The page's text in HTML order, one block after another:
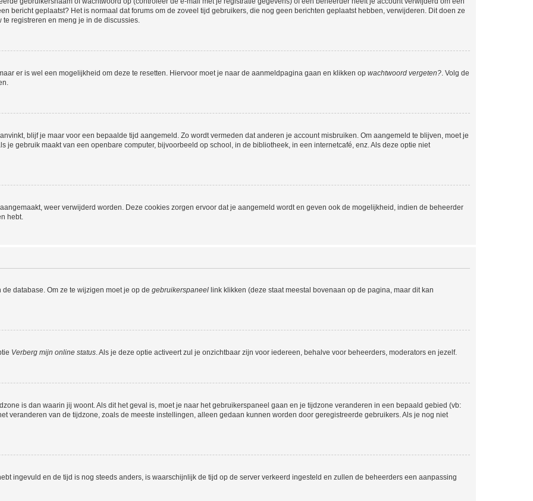
bericht geplaatst? Het is normaal dat forums om de zoveel tijd gebruikers, die nog geen berichten geplaatst hebben, verwijderen. Dit doen ze
registreren en meng je in de discussies.
er is wel een mogelijkheid om deze te resetten. Hiervoor moet je naar de aanmeldpagina gaan en klikken op wachtwoord vergeten? . Volg de
blijf je maar voor een bepaalde tijd aangemeld. Zo wordt vermeden dat anderen je account misbruiken. Om aangemeld te blijven, moet je
je gebruik maakt van een openbare computer, bijvoorbeeld op school, in de bibliotheek, in een internetcafé, enz. Als deze optie niet
weer verwijderd worden. Deze cookies zorgen ervoor dat je aangemeld wordt en geven ook de mogelijkheid, indien de beheerder
hebt.
database. Om ze te wijzigen moet je op de gebruikerspaneel link klikken (deze staat meestal bovenaan op de pagina, maar dit kan
Verberg mijn online status . Als je deze optie activeert zul je onzichtbaar zijn voor iedereen, behalve voor beheerders, moderators en jezelf.
is dan waarin jij woont. Als dit het geval is, moet je naar het gebruikerspaneel gaan en je tijdzone veranderen in een bepaald gebied (vb:
veranderen van de tijdzone, zoals de meeste instellingen, alleen gedaan kunnen worden door geregistreerde gebruikers. Als je nog niet
ingevuld en de tijd is nog steeds anders, is waarschijnlijk de tijd op de server verkeerd ingesteld en zullen de beheerders een aanpassing